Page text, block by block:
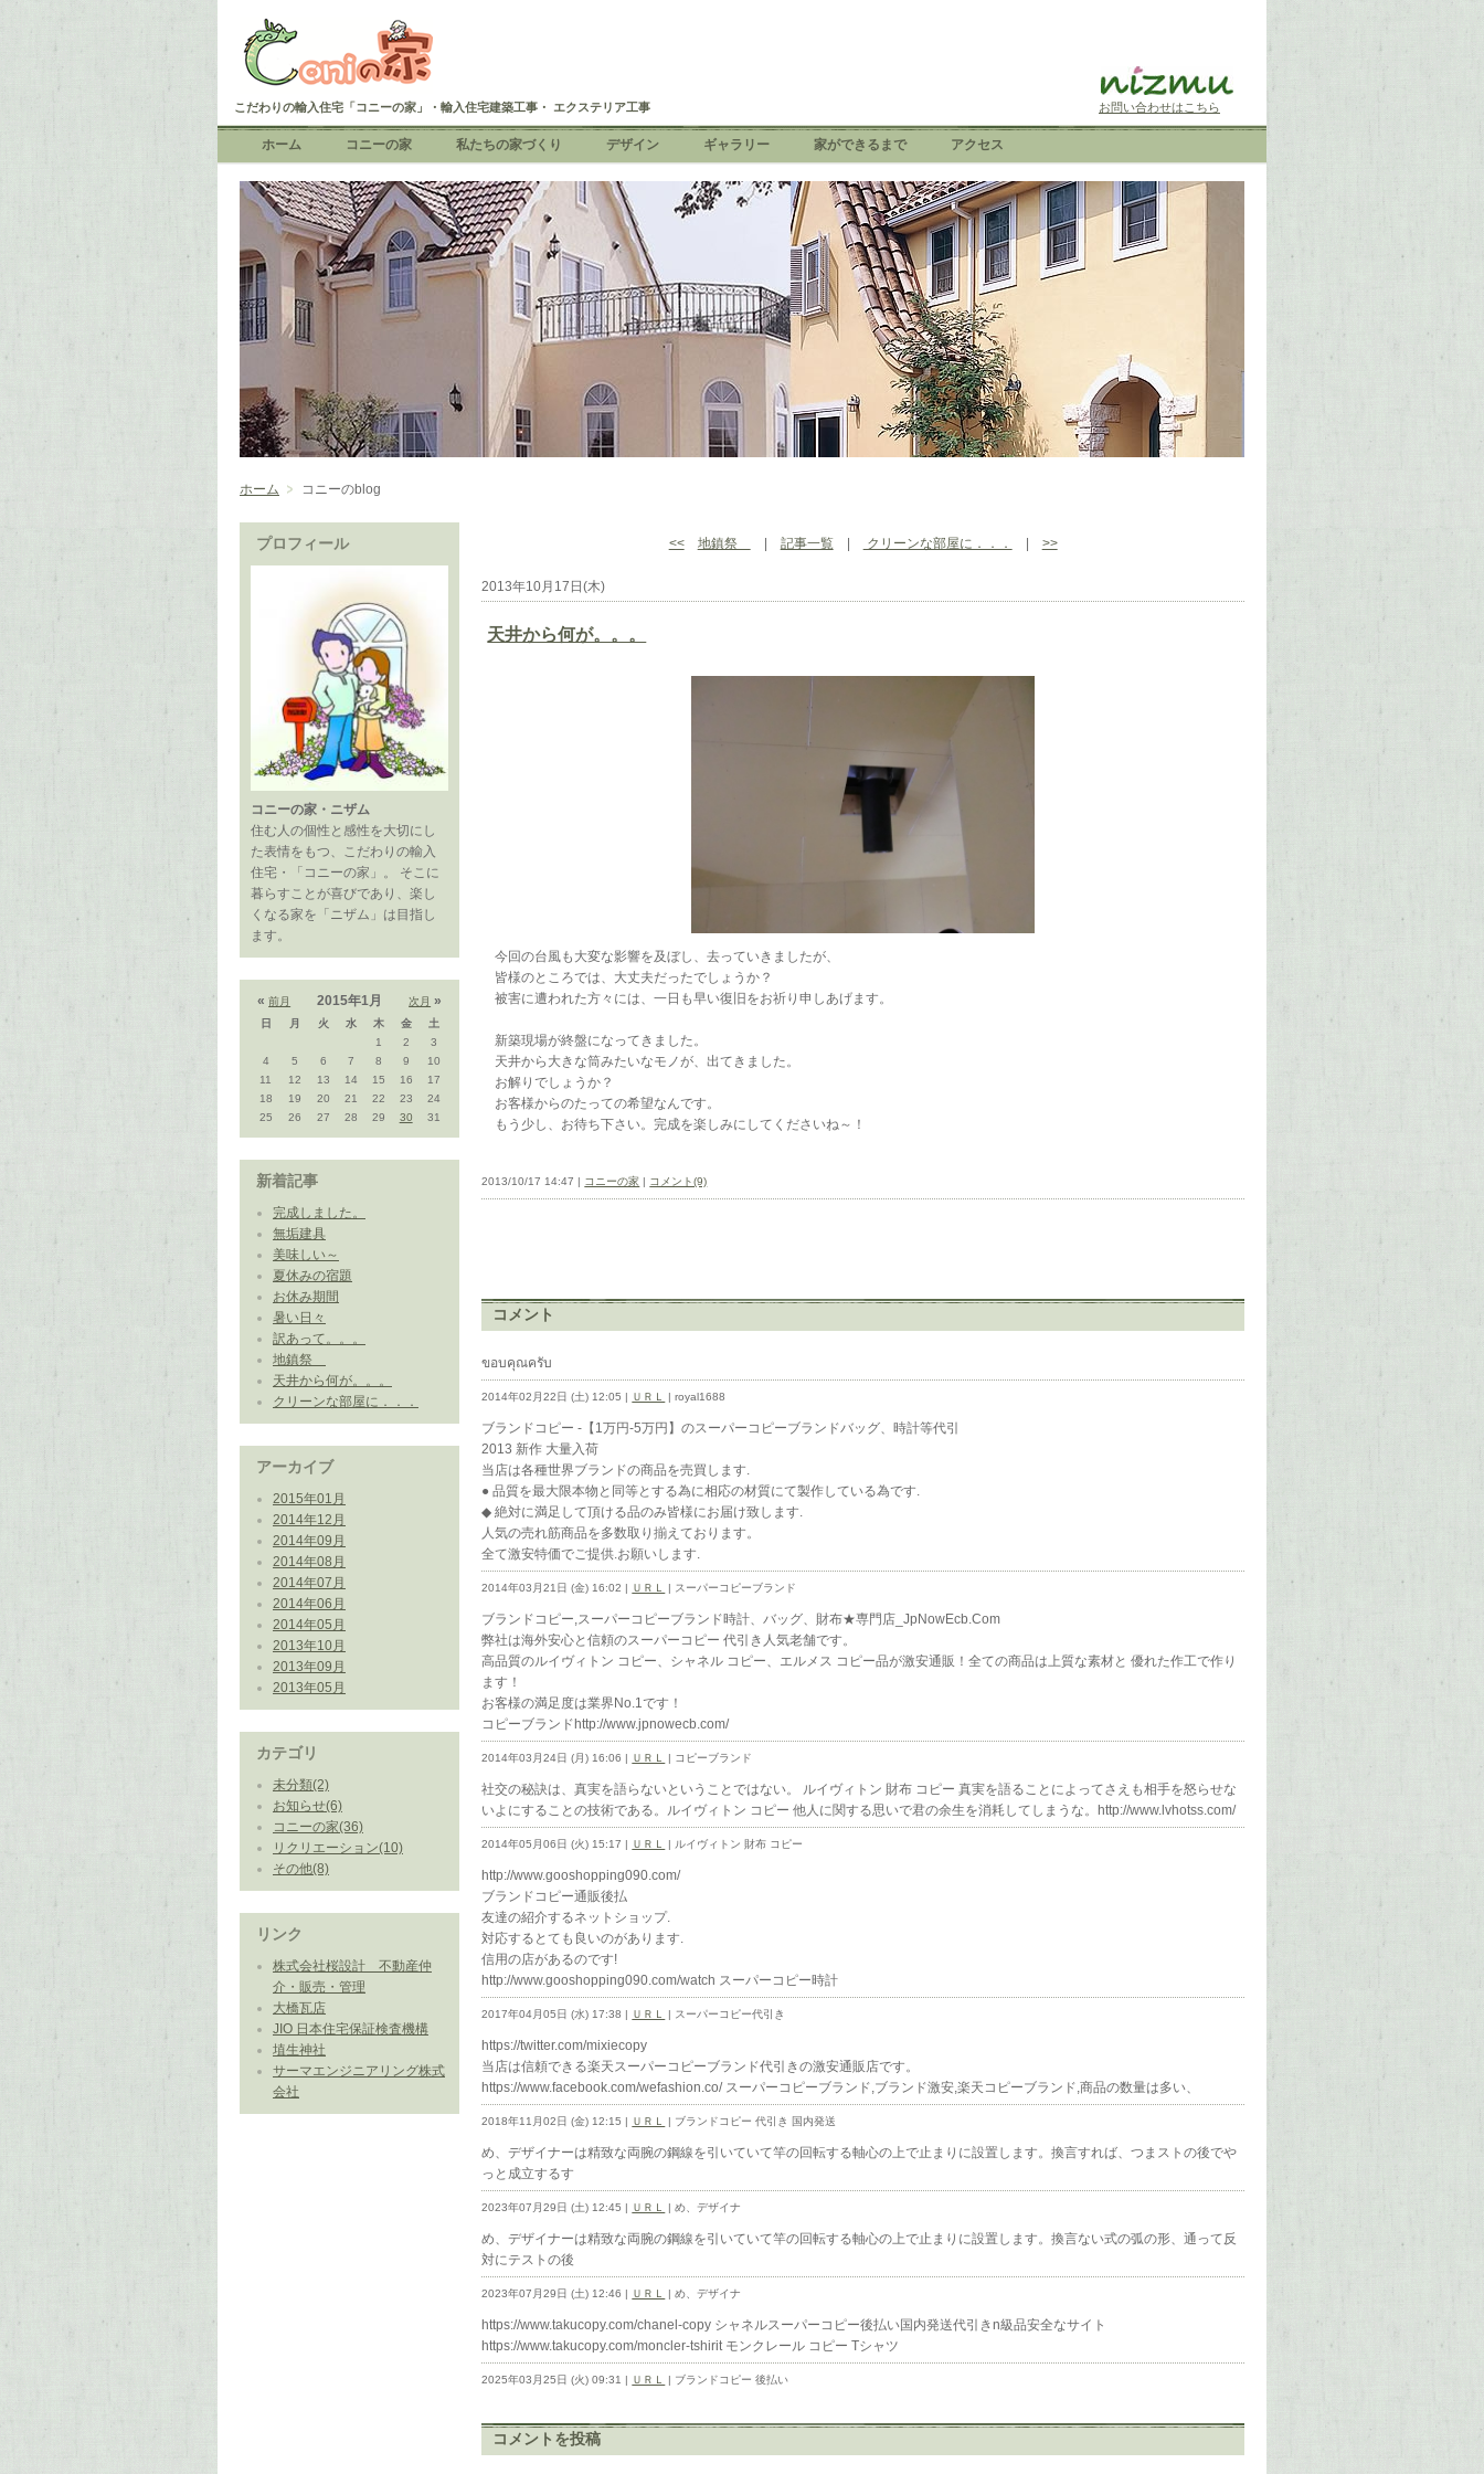
こだわりの輸入住宅「コニーの家」・輸入住宅建築工事・ エクステリア工事 お問い合わせはこちら
ホーム コニーの家 私たちの家づくり デザイン ギャラリー 家ができるまで アクセス
ホーム コニーのblog
プロフィール
コニーの家・ニザム
住む人の個性と感性を大切にし
た表情をもつ、こだわりの輸入
住宅・「コニーの家」。 そこに
暮らすことが喜びであり、楽し
くなる家を「ニザム」は目指し
ます。
«前月 次月 »
2015年1月
日 月 火 水 木 金
土
1
2
3
4
5 6 7 8 9
10
11
12 13 14 15 16
17
18
19 20 21 22 23
24
25
26 27 28 29 30 31
新着記事
完成しました。
無垢建具
美味しい～
夏休みの宿題
お休み期間
暑い日々
訳あって。。。
地鎮祭
天井から何が。。。
クリーンな部屋に．．．
アーカイブ
2015年01月
2014年12月
2014年09月
2014年08月
2014年07月
2014年06月
2014年05月
2013年10月
2013年09月
2013年05月
カテゴリ
未分類(2)
お知らせ(6)
コニーの家(36)
リクリエーション(10)
その他(8)
リンク
株式会社桜設計 不動産仲
介・販売・管理
大橋瓦店
JIO 日本住宅保証検査機構
埴生神社
サーマエンジニアリング株式
会社
<< 地鎮祭 記事一覧| クリーンな部屋に．．． >>
2013年10月17日(木)
天井から何が。。。
今回の台風も大変な影響を及ぼし、去っていきましたが、
皆様のところでは、大丈夫だったでしょうか？
被害に遭われた方々には、一日も早い復旧をお祈り申しあげます。
新築現場が終盤になってきました。
天井から大きな筒みたいなモノが、出てきました。
お解りでしょうか？
お客様からのたっての希望なんです。
もう少し、お待ち下さい。完成を楽しみにしてくださいね～！
2013/10/17 14:47 | コニーの家 | コメント(9)
コメント
ขอบคุณครับ
2014年02月22日 (土) 12:05 | ＵＲＬ | royal1688
ブランドコピー -【1万円-5万円】のスーパーコピーブランドバッグ、時計等代引
2013 新作 大量入荷
当店は各種世界ブランドの商品を売買します.
● 品質を最大限本物と同等とする為に相応の材質にて製作している為です.
◆ 絶対に満足して頂ける品のみ皆様にお届け致します.
人気の売れ筋商品を多数取り揃えております。
全て激安特価でご提供.お願いします.
2014年03月21日 (金) 16:02 | ＵＲＬ | スーパーコピーブランド
ブランドコピー,スーパーコピーブランド時計、バッグ、財布★専門店_JpNowEcb.Com
弊社は海外安心と信頼のスーパーコピー 代引き人気老舗です。
高品質のルイヴィトン コピー、シャネル コピー、エルメス コピー品が激安通販！全ての商品は上質な素材と 優れた作工で作り
ます！
お客様の満足度は業界No.1です！
コピーブランドhttp://www.jpnowecb.com/
2014年03月24日 (月) 16:06 | ＵＲＬ | コピーブランド
社交の秘訣は、真実を語らないということではない。 ルイヴィトン 財布 コピー 真実を語ることによってさえも相手を怒らせな
いよにすることの技術である。ルイヴィトン コピー 他人に関する思いで君の余生を消耗してしまうな。http://www.lvhotss.com/
2014年05月06日 (火) 15:17 | ＵＲＬ | ルイヴィトン 財布 コピー
http://www.gooshopping090.com/
ブランドコピー通販後払
友達の紹介するネットショップ.
対応するとても良いのがあります.
信用の店があるのです!
http://www.gooshopping090.com/watch スーパーコピー時計
2017年04月05日 (水) 17:38 | ＵＲＬ | スーパーコピー代引き
https://twitter.com/mixiecopy
当店は信頼できる楽天スーパーコピーブランド代引きの激安通販店です。
https://www.facebook.com/wefashion.co/ スーパーコピーブランド,ブランド激安,楽天コピーブランド,商品の数量は多い、
2018年11月02日 (金) 12:15 | ＵＲＬ | ブランドコピー 代引き 国内発送
め、デザイナーは精致な両腕の鋼線を引いていて竿の回転する軸心の上で止まりに設置します。換言すれば、つまストの後でや
っと成立するす
2023年07月29日 (土) 12:45 | ＵＲＬ | め、デザイナ
め、デザイナーは精致な両腕の鋼線を引いていて竿の回転する軸心の上で止まりに設置します。換言ない式の弧の形、通って反
対にテストの後
2023年07月29日 (土) 12:46 | ＵＲＬ | め、デザイナ
https://www.takucopy.com/chanel-copy シャネルスーパーコピー後払い国内発送代引きn級品安全なサイト
https://www.takucopy.com/moncler-tshirit モンクレール コピー Tシャツ
2025年03月25日 (火) 09:31 | ＵＲＬ | ブランドコピー 後払い
コメントを投稿